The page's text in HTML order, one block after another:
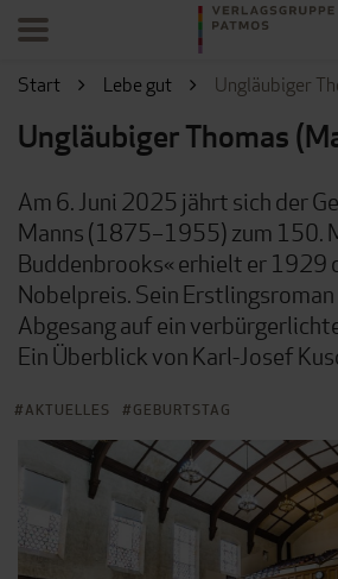
Start Lebe gut Ungläubiger
Ungläubiger Thomas
Am 6. Juni 2025 jährt sich der
Manns (1875–1955) zum 150.
Buddenbrooks« erhielt er 1929
Nobelpreis. Sein Erstlingsroman
Abgesang auf ein
Ein Überblick von Karl-Josef
AKTUELLES GEBURTSTAG